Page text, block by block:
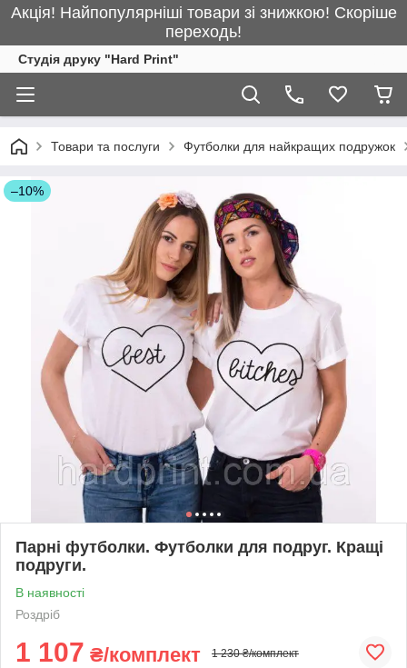
Акція! Найпопулярніші товари зі знижкою! Скоріше
переходь!
Студія друку "Hard Print"
Товари та послуги Футболки для найкращих подружок
–10%
Парні футболки. Футболки для подруг. Кращі
подруги.
В наявності
Роздріб
1 107 ₴/комплект 1 230 ₴/комплект